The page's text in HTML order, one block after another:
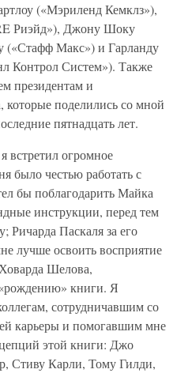
(«Мэриленд Кемклз»),
Риэйд»), Джону Шоку
Макс») и Гарланду
Контрол Систем»). Также
президентам и
которые поделились со мной
пятнадцать лет.
встретил огромное
было честью работать с
бы поблагодарить Майка
инструкции, перед тем
Ричарда Паскаля за его
лучше освоить восприятие
Шелова,
книги. Я
сотрудничавшим со
карьеры и помогавшим мне
этой книги: Джо
Стиву Карли, Тому Гилди,